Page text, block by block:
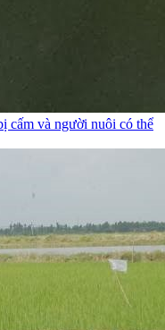
cấm và người nuôi có thể